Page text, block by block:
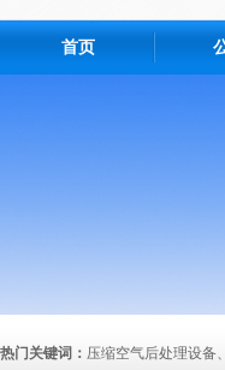
首页
热门关键词： 压缩空气后处理设备